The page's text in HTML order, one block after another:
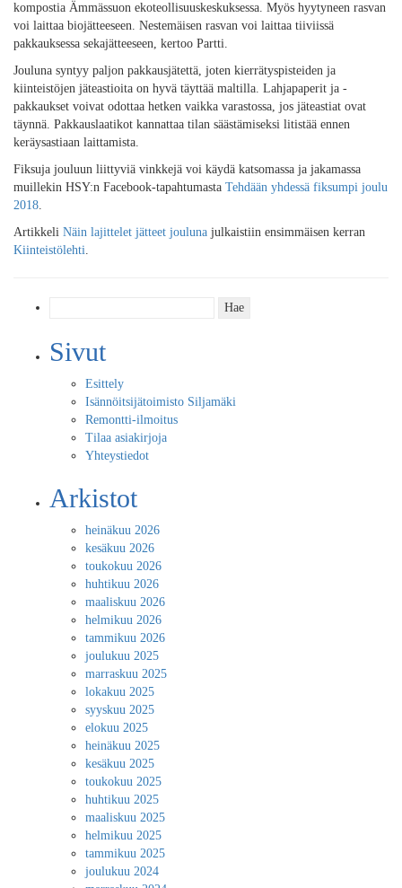
kompostia Ämmässuon ekoteollisuuskeskuksessa. Myös hyytyneen rasvan
voi laittaa biojätteeseen. Nestemäisen rasvan voi laittaa tiiviissä
pakkauksessa sekajätteeseen, kertoo Partti.
Jouluna syntyy paljon pakkausjätettä, joten kierrätyspisteiden ja
kiinteistöjen jäteastioita on hyvä täyttää maltilla. Lahjapaperit ja -
pakkaukset voivat odottaa hetken vaikka varastossa, jos jäteastiat ovat
täynnä. Pakkauslaatikot kannattaa tilan säästämiseksi litistää ennen
keräysastiaan laittamista.
Fiksuja jouluun liittyviä vinkkejä voi käydä katsomassa ja jakamassa
muillekin HSY:n Facebook-tapahtumasta Tehdään yhdessä fiksumpi joulu
2018.
Artikkeli Näin lajittelet jätteet jouluna julkaistiin ensimmäisen kerran
Kiinteistölehti.
Sivut
Esittely
Isännöitsijätoimisto Siljamäki
Remontti-ilmoitus
Tilaa asiakirjoja
Yhteystiedot
Arkistot
heinäkuu 2026
kesäkuu 2026
toukokuu 2026
huhtikuu 2026
maaliskuu 2026
helmikuu 2026
tammikuu 2026
joulukuu 2025
marraskuu 2025
lokakuu 2025
syyskuu 2025
elokuu 2025
heinäkuu 2025
kesäkuu 2025
toukokuu 2025
huhtikuu 2025
maaliskuu 2025
helmikuu 2025
tammikuu 2025
joulukuu 2024